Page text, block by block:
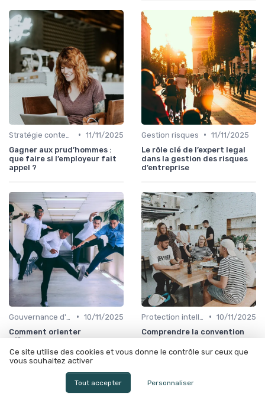
• 11/11/2025
Gagner aux prud’hommes :
que faire si l’employeur fait
appel ?
Gestion risques • 11/11/2025
Le rôle clé de l’expert legal
dans la gestion des risques
d’entreprise
• 10/11/2025
Comment orienter
efficacement les directions
juridiques en entreprise
• 10/11/2025
Comprendre la convention
collective des avocats :
enjeux et spécificités pour
Ce site utilise des cookies et vous donne le contrôle sur ceux que
vous souhaitez activer
Tout accepter Personnaliser